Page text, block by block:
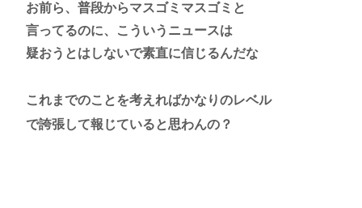
お前ら、普段からマスゴミマスゴミと
言ってるのに、こういうニュースは
疑おうとはしないで素直に信じるんだな
これまでのことを考えればかなりのレベル
で誇張して報じていると思わんの？